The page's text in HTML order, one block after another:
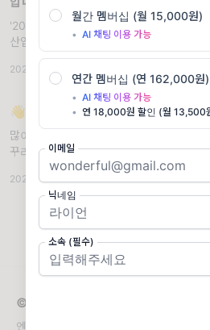
월간 멤버십 (월 15,000원)
• AI 채팅 이용 가능
연간 멤버십 (연 162,000원)
• AI 채팅 이용 가능
• 연 18,000원 할인 (월 13,500
이메일
닉네임
소속 (필수)
'2022 음악 마케팅 웨비나'를 준비했어요.
산업에 대해 고민하다 보면 늘 이런 질문과
주하게 됩니다. '좋은 음악과 아티스트는
견되지 않는가?' 그리고 새삼 이 질문이 현
출판, 영화, 인플루언서, 게임 등
2023.01.20
👋TMI.FM의 개편 안내 드립니다
많이 달라집니다!. 안녕하세요, 구독자님.
꾸리한 날씨의 금요일 잘 보내셨나요? 저
저 다음 주면 9월이라는 게 믿어지지 않네
다음 주부터 티엠아이 에프엠이 소소하게
되어서 공
2021.08.27 · 📢 Notice · 조회 2.7K
© 2026 차우진의 엔터문화연구소
엔터테인먼트와 모든 산업을 연결하는